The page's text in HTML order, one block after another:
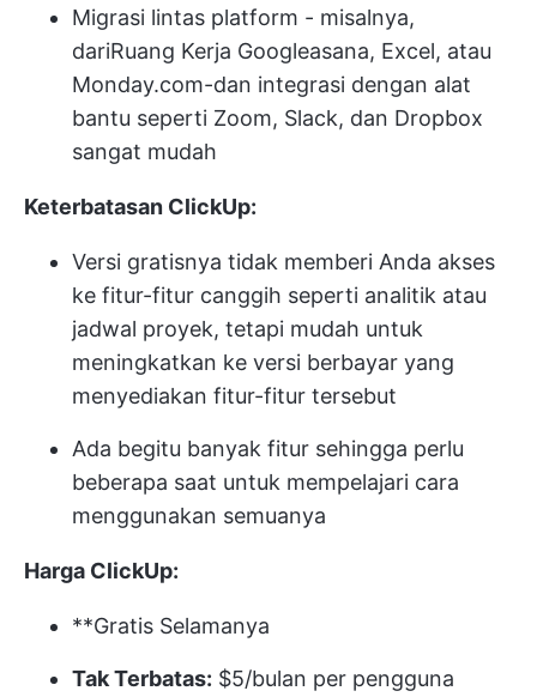
Migrasi lintas platform - misalnya,
dariRuang Kerja Googleasana, Excel, atau
Monday.com-dan integrasi dengan alat
bantu seperti Zoom, Slack, dan Dropbox
sangat mudah
Keterbatasan ClickUp:
Versi gratisnya tidak memberi Anda akses
ke fitur-fitur canggih seperti analitik atau
jadwal proyek, tetapi mudah untuk
meningkatkan ke versi berbayar yang
menyediakan fitur-fitur tersebut
Ada begitu banyak fitur sehingga perlu
beberapa saat untuk mempelajari cara
menggunakan semuanya
Harga ClickUp:
**Gratis Selamanya
Tak Terbatas: $5/bulan per pengguna